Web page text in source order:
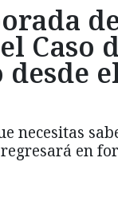
Caso
necesitas
en